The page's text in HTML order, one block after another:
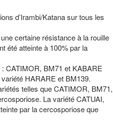
d’Irambi/Katana sur tous les
certaine résistance à la rouille
été atteinte à 100% par la
CATIMOR, BM71 et KABARE
HARARE et BM139.
telles que CATIMOR, BM71,
La variété CATUAI,
par la cercosporiose que